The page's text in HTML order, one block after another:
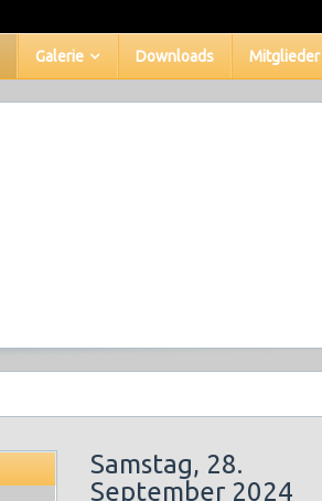
Galerie Downloads Mitglieder
Samstag, 28.
September 2024